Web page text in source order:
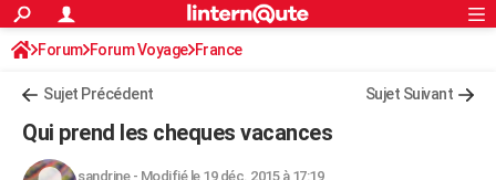
ACTUALITÉS
Politique
Société
Faits Divers
Education
Monde
Villes
+
FINANCE
S'inscrire
Connexion
Forum Forum Voyage France
Sujet Précédent Sujet Suivant
Qui prend les cheques vacances
sandrine- Modifié le 19 déc. 2015 à 17:19